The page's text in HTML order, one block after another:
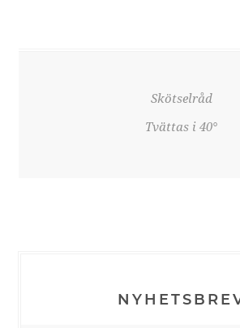
Skötselråd
Tvättas i 40°